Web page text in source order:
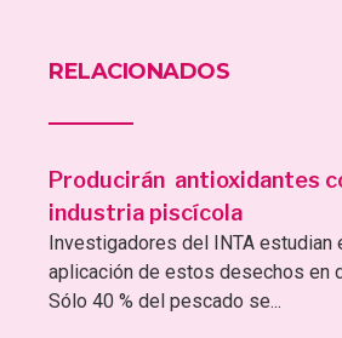
RELACIONADOS
Producirán antioxidantes
industria piscícola
Investigadores del INTA estudian
aplicación de estos desechos en
Sólo 40 % del pescado se...